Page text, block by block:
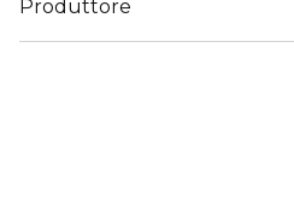
Produttore